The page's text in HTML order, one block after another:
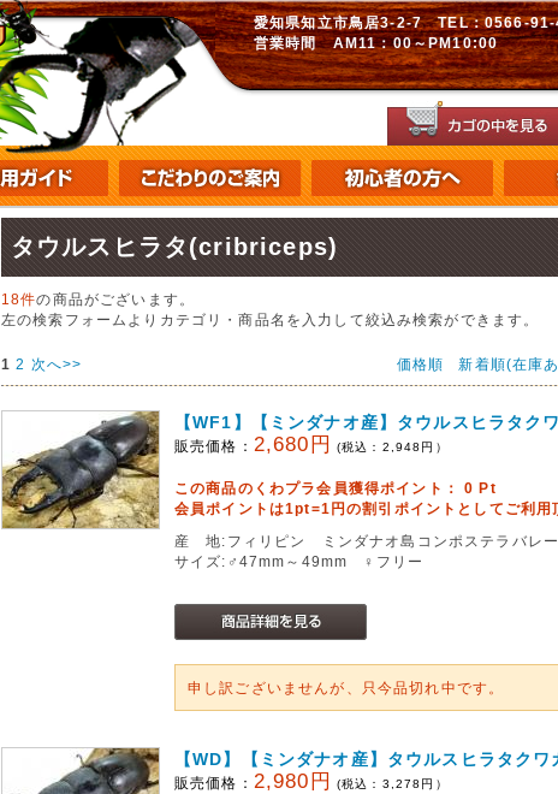
愛知県知立市鳥居3-2-7 TEL：0566-
営業時間 AM11：00～PM10:00
タウルスヒラタ(cribriceps)
18件の商品がございます。
左の検索フォームよりカテゴリ・商品名を入力して絞込み検索ができます。
価格順 新着順(在庫
1 2 次へ>>
【WF1】【ミンダナオ産】タウルスヒラタ
販売価格： 2,680円 (税込： 2,948 円）
この商品のくわプラ会員獲得ポイント：0 Pt
会員ポイントは1pt=1円の割引ポイントとしてご利用
産 地:フィリピン ミンダナオ島コンポステラバレ
サイズ:♂47mm～49mm ♀フリー
申し訳ございませんが、只今品切れ中です。
【WD】【ミンダナオ産】タウルスヒラタク
販売価格： 2,980円 (税込： 3,278 円）